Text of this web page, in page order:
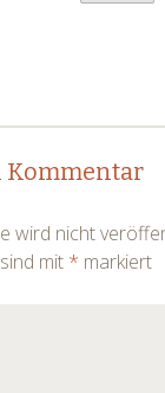
Kommentar
wird nicht
mit * markiert